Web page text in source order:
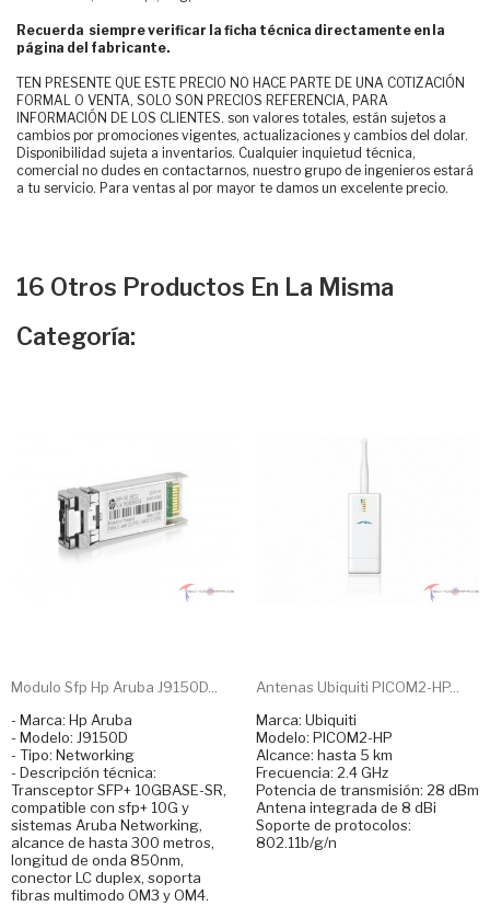
Recuerda siempre verificar la ficha técnica directamente en la
página del fabricante.
TEN PRESENTE QUE ESTE PRECIO NO HACE PARTE DE UNA COTIZACIÓN
FORMAL O VENTA, SOLO SON PRECIOS REFERENCIA, PARA
INFORMACIÓN DE LOS CLIENTES. son valores totales, están sujetos a
cambios por promociones vigentes, actualizaciones y cambios del dolar.
Disponibilidad sujeta a inventarios. Cualquier inquietud técnica,
comercial no dudes en contactarnos, nuestro grupo de ingenieros estará
a tu servicio. Para ventas al por mayor te damos un excelente precio.
16 Otros Productos En La Misma
Categoría:
Modulo Sfp Hp Aruba J9150D...
- Marca: Hp Aruba
- Modelo: J9150D
- Tipo: Networking
- Descripción técnica:
Transceptor SFP+ 10GBASE-SR,
compatible con sfp+ 10G y
sistemas Aruba Networking,
alcance de hasta 300 metros,
longitud de onda 850nm,
conector LC duplex, soporta
fibras multimodo OM3 y OM4.
Antenas Ubiquiti PICOM2-HP...
Marca: Ubiquiti
Modelo: PICOM2-HP
Alcance: hasta 5 km
Frecuencia: 2.4 GHz
Potencia de transmisión: 28 dBm
Antena integrada de 8 dBi
Soporte de protocolos:
802.11b/g/n